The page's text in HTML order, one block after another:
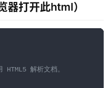
器打开此html）
HTML5 解析文档。